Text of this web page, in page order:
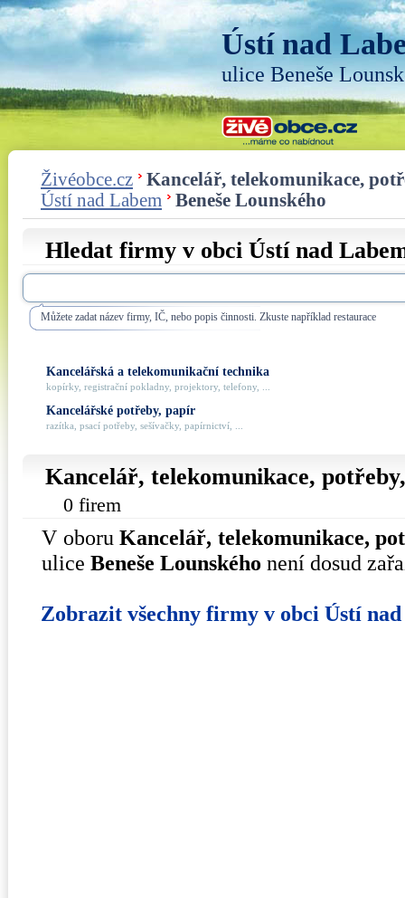
Ústí nad
ulice Beneše
Živéobce.cz
Kancelář, telekomunikace,
Ústí nad Labem
Beneše Lounského
Hledat firmy v obci Ústí nad
Můžete zadat název firmy, IČ, nebo popis činnosti. Zkuste například restaurace
Kancelářská a telekomunikační technika
kopírky, registrační pokladny, projektory, telefony, ...
Kancelářské potřeby, papír
razítka, psací potřeby, sešívačky, papírnictví, ...
Kancelář, telekomunikace,
0 firem
V oboruKancelář, telekomunikace,
ulice Beneše Lounského není dosud
Zobrazit všechny firmy v obci Ústí